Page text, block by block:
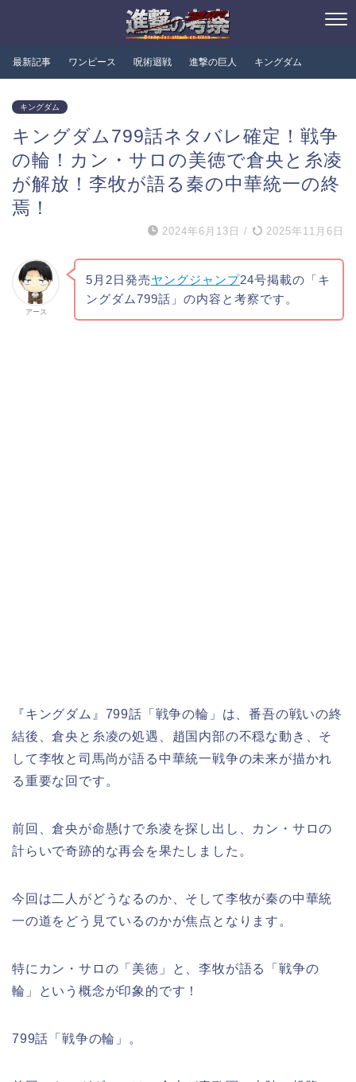
最新記事 ワンピース 呪術迴戦 進撃の巨人 キングダム
キングダム
キングダム799話ネタバレ確定！戦争
の輪！カン・サロの美徳で倉央と糸凌
が解放！李牧が語る秦の中華統一の終
焉！
2024年6月13日 / 2025年11月6日
アース
5月2日発売ヤングジャンプ24号掲載の「キ
ングダム799話」の内容と考察です。
『キングダム』799話「戦争の輪」は、番吾の戦いの終
結後、倉央と糸凌の処遇、趙国内部の不穏な動き、そ
して李牧と司馬尚が語る中華統一戦争の未来が描かれ
る重要な回です。
前回、倉央が命懸けで糸凌を探し出し、カン・サロの
計らいで奇跡的な再会を果たしました。
今回は二人がどうなるのか、そして李牧が秦の中華統
一の道をどう見ているのかが焦点となります。
特にカン・サロの「美徳」と、李牧が語る「戦争の
輪」という概念が印象的です！
799話「戦争の輪」。